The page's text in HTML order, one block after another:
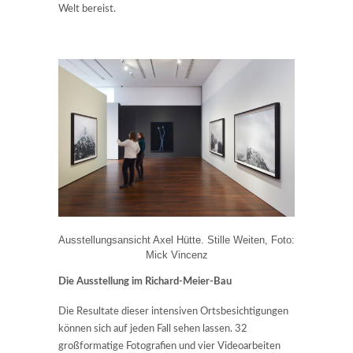
Welt bereist.
Ausstellungsansicht Axel Hütte. Stille Weiten, Foto:
Mick Vincenz
Die Ausstellung im Richard-Meier-Bau
Die Resultate dieser intensiven Ortsbesichtigungen
können sich auf jeden Fall sehen lassen. 32
großformatige Fotografien und vier Videoarbeiten